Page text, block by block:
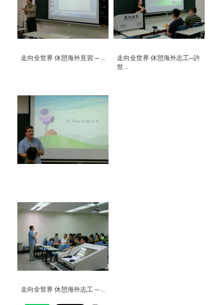
走向全世界 休憩海外見習 ─ ...
走向全世界 休憩海外志工─許
世...
走向全世界 休憩海外志工 ─ ...